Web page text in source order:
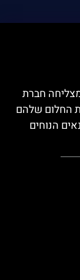
חברת
החלום שלהם
הנוחים